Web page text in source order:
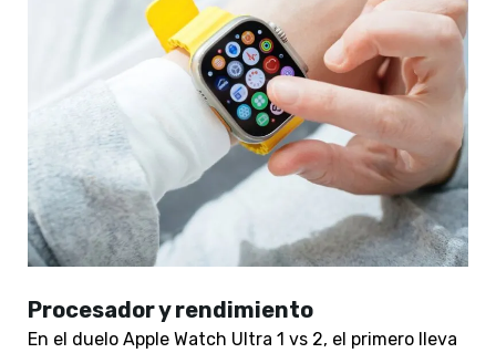
Procesador y rendimiento
En el duelo Apple Watch Ultra 1 vs 2, el primero lleva